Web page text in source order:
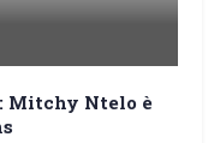
Mitchy Ntelo è